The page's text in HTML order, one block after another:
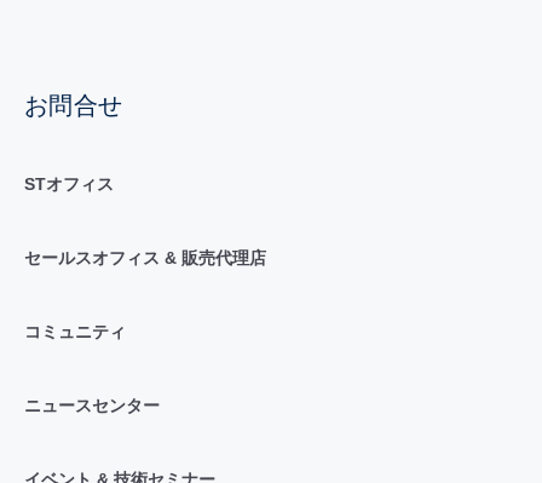
お問合せ
STオフィス
セールスオフィス & 販売代理店
コミュニティ
ニュースセンター
イベント & 技術セミナー